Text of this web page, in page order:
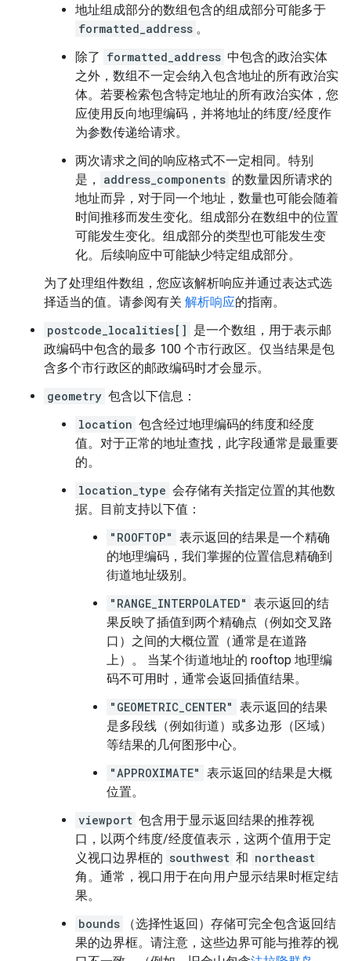
地址组成部分的数组包含的组成部分可能多于
formatted_address 。
除了 formatted_address 中包含的政治实体
之外，数组不一定会纳入包含地址的所有政治实
体。若要检索包含特定地址的所有政治实体，您
应使用反向地理编码，并将地址的纬度/经度作
为参数传递给请求。
两次请求之间的响应格式不一定相同。特别
是，
address_components 的数量因所请求的
地址而异，对于同一个地址，数量也可能会随着
时间推移而发生变化。组成部分在数组中的位置
可能发生变化。组成部分的类型也可能发生变
化。后续响应中可能缺少特定组成部分。
为了处理组件数组，您应该解析响应并通过表达式选
择适当的值。请参阅有关 解析响应的指南。
postcode_localities[] 是一个数组，用于表示邮
政编码中包含的最多 100 个市行政区。仅当结果是包
含多个市行政区的邮政编码时才会显示。
geometry 包含以下信息：
location 包含经过地理编码的纬度和经度
值。对于正常的地址查找，此字段通常是最重要
的。
location_type 会存储有关指定位置的其他数
据。目前支持以下值：
"ROOFTOP" 表示返回的结果是一个精确
的地理编码，我们掌握的位置信息精确到
街道地址级别。
"RANGE_INTERPOLATED" 表示返回的结
果反映了插值到两个精确点（例如交叉路
口）之间的大概位置（通常是在道路
上）。 当某个街道地址的 rooftop 地理编
码不可用时，通常会返回插值结果。
"GEOMETRIC_CENTER" 表示返回的结果
是多段线（例如街道）或多边形（区域）
等结果的几何图形中心。
"APPROXIMATE" 表示返回的结果是大概
位置。
viewport 包含用于显示返回结果的推荐视
口，以两个纬度/经度值表示，这两个值用于定
义视口边界框的 southwest 和 northeast
角。通常，视口用于在向用户显示结果时框定结
果。
bounds
（选择性返回）存储可完全包含返回结
果的边界框。请注意，这些边界可能与推荐的视